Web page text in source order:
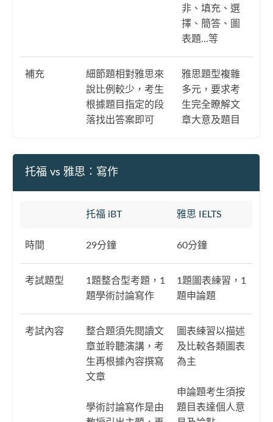
非、填充、選
擇、簡答、圖
表題...等
補充
細節題相對雅思來
說比例較少，考生
根據題目指定的段
落找出答案即可
雅思題型複雜
多元，要求考
生完全瞭解文
章大意及題目
托福 vs 雅思：寫作
托福 iBT 雅思 IELTS
時間 29分鐘 60分鐘
考試題型
1題整合型考題，1
題學術討論寫作
1題圖表練習，1
題申論題
考試內容
整合題須先閱讀文
章並聆聽演講，考
生再根據內容撰寫
文章
學術討論寫作是由
圖表練習以描述
及比較各類圖表
為主
申論題考生須按
題目表達個人意